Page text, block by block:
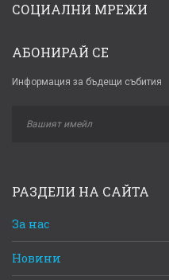
СОЦИАЛНИ МРЕЖИ
АБОНИРАЙ СЕ
Информация за бъдещи събития
РАЗДЕЛИ НА САЙТА
За нас
Новини